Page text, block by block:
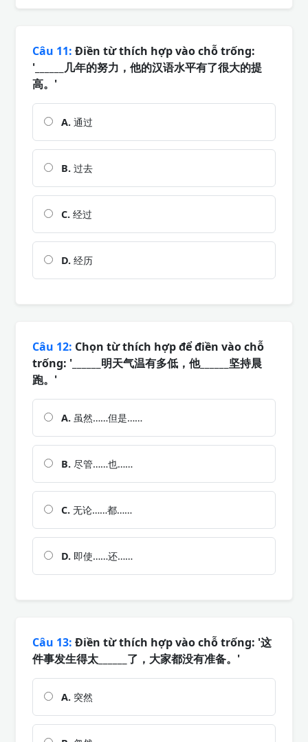
Câu 11: Điền từ thích hợp vào chỗ trống:
'______几年的努力，他的汉语水平有了很大的提
高。'
A. 通过
B. 过去
C. 经过
D. 经历
Câu 12: Chọn từ thích hợp để điền vào chỗ
trống: '______明天气温有多低，他______坚持晨
跑。'
A. 虽然……但是……
B. 尽管……也……
C. 无论……都……
D. 即使……还……
Câu 13: Điền từ thích hợp vào chỗ trống: '这
件事发生得太______了，大家都没有准备。'
A. 突然